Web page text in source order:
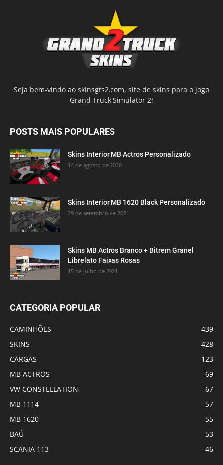
Seja bem-vindo ao skinsgts2.com, site de skins para o jogo
Grand Truck Simulator 2!
POSTS MAIS POPULARES
Skins Interior MB Actros Personalizado
14 de agosto de 2020
Skins Interior MB 1620 Black Personalizado
29 de setembro de 2021
Skins MB Actros Branco + Bitrem Granel
Librelato Faixas Rosas
15 de julho de 2021
CATEGORIA POPULAR
CAMINHÕES
439
SKINS
428
CARGAS
123
MB ACTROS
69
VW CONSTELLATION
67
MB 1114
57
MB 1620
55
BAÚ
53
SCANIA 113
46